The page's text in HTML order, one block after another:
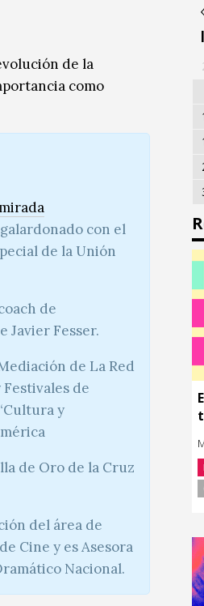
de la
como
con el
de la Unión
de
Javier Fesser.
de La Red
de
y
de Oro de la Cruz
del área de
Cine y es Asesora
Nacional.